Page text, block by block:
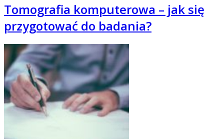
Tomografia komputerowa – jak się
przygotować do badania?